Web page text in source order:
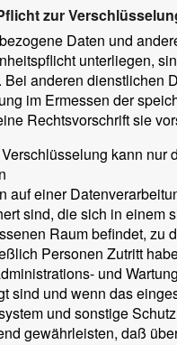
zur
Daten und
unterliegen,
Bei anderen dienstlichen
im Ermessen der
Rechtsvorschrift sie
kann nur
auf einer
sind, die sich in einem
Raum befindet, zu
Personen Zutritt
und
sind und wenn das
und sonstige
gewährleisten, daß